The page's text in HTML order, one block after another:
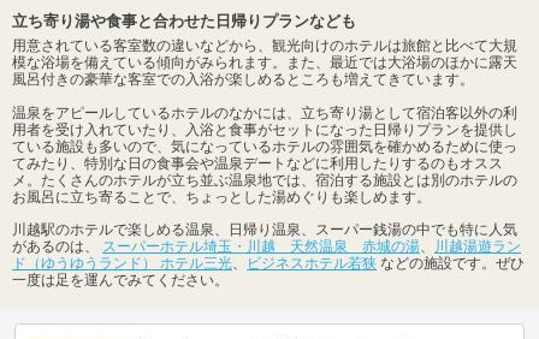
立ち寄り湯や食事と合わせた日帰りプランなども
用意されている客室数の違いなどから、観光向けのホテルは旅館と比べて大規
模な浴場を備えている傾向がみられます。また、最近では大浴場のほかに露天
風呂付きの豪華な客室での入浴が楽しめるところも増えてきています。
温泉をアピールしているホテルのなかには、立ち寄り湯として宿泊客以外の利
用者を受け入れていたり、入浴と食事がセットになった日帰りプランを提供し
ている施設も多いので、気になっているホテルの雰囲気を確かめるために使っ
てみたり、特別な日の食事会や温泉デートなどに利用したりするのもオスス
メ。たくさんのホテルが立ち並ぶ温泉地では、宿泊する施設とは別のホテルの
お風呂に立ち寄ることで、ちょっとした湯めぐりも楽しめます。
川越駅のホテルで楽しめる温泉、日帰り温泉、スーパー銭湯の中でも特に人気
があるのは、
スーパーホテル埼玉・川越 天然温泉 赤城の湯
川越湯遊ラン
ド（ゆうゆうランド） ホテル三光
ビジネスホテル若狭 などの施設です。ぜひ
一度は足を運んでみてください。